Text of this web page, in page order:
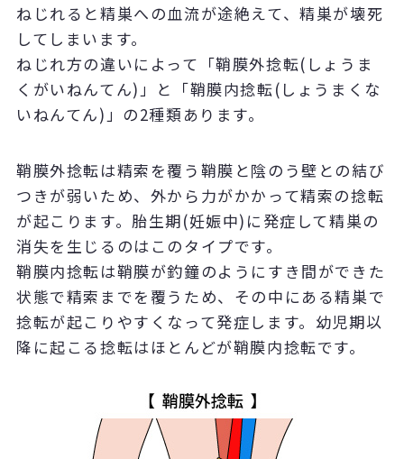
ねじれると精巣への血流が途絶えて、精巣が壊死
してしまいます。
ねじれ方の違いによって「鞘膜外捻転(しょうま
くがいねんてん)」と「鞘膜内捻転(しょうまくな
いねんてん)」の2種類あります。
鞘膜外捻転は精索を覆う鞘膜と陰のう壁との結び
つきが弱いため、外から力がかかって精索の捻転
が起こります。胎生期(妊娠中)に発症して精巣の
消失を生じるのはこのタイプです。
鞘膜内捻転は鞘膜が釣鐘のようにすき間ができた
状態で精索までを覆うため、その中にある精巣で
捻転が起こりやすくなって発症します。幼児期以
降に起こる捻転はほとんどが鞘膜内捻転です。